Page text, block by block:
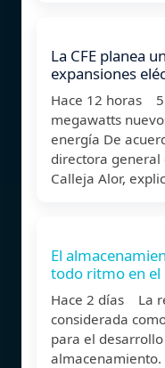
La CFE planea
expansiones
Hace 12 horas
megawatts
energía De
directora general
Calleja Alor,
El
todo ritmo en el
Hace 2 días La
considerada
para el
almacenamiento.